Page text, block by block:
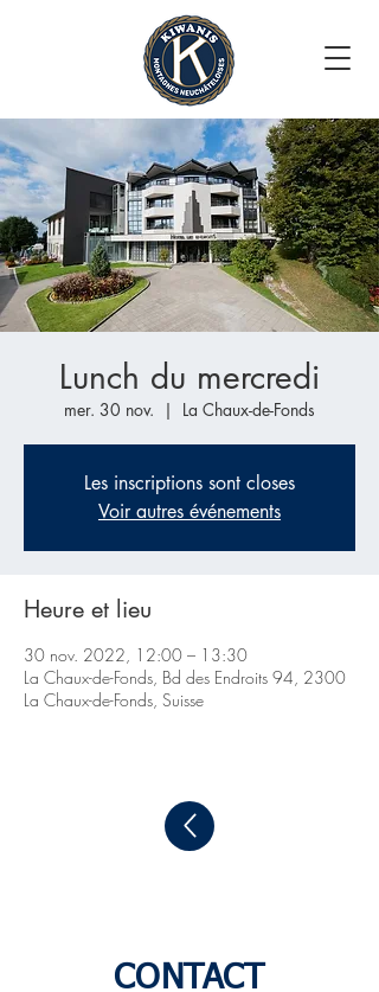
Lunch du mercredi
mer. 30 nov.
  |
La Chaux-de-Fonds
Les inscriptions sont closes
Voir autres événements
Heure et lieu
30 nov. 2022, 12:00 – 13:30
La Chaux-de-Fonds, Bd des Endroits 94, 2300
La Chaux-de-Fonds, Suisse
CONTACT